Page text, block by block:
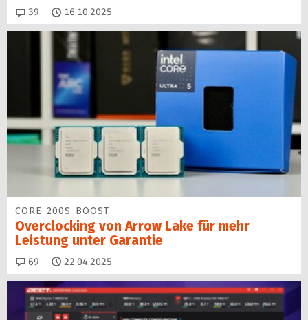
39 Kommentare
16.10.2025
CORE 200S BOOST
Overclocking von Arrow Lake für mehr
Leistung unter Garantie
69 Kommentare
22.04.2025